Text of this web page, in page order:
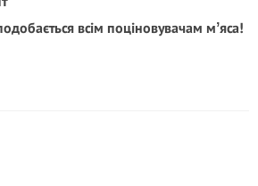
всім поціновувачам мʼяса!